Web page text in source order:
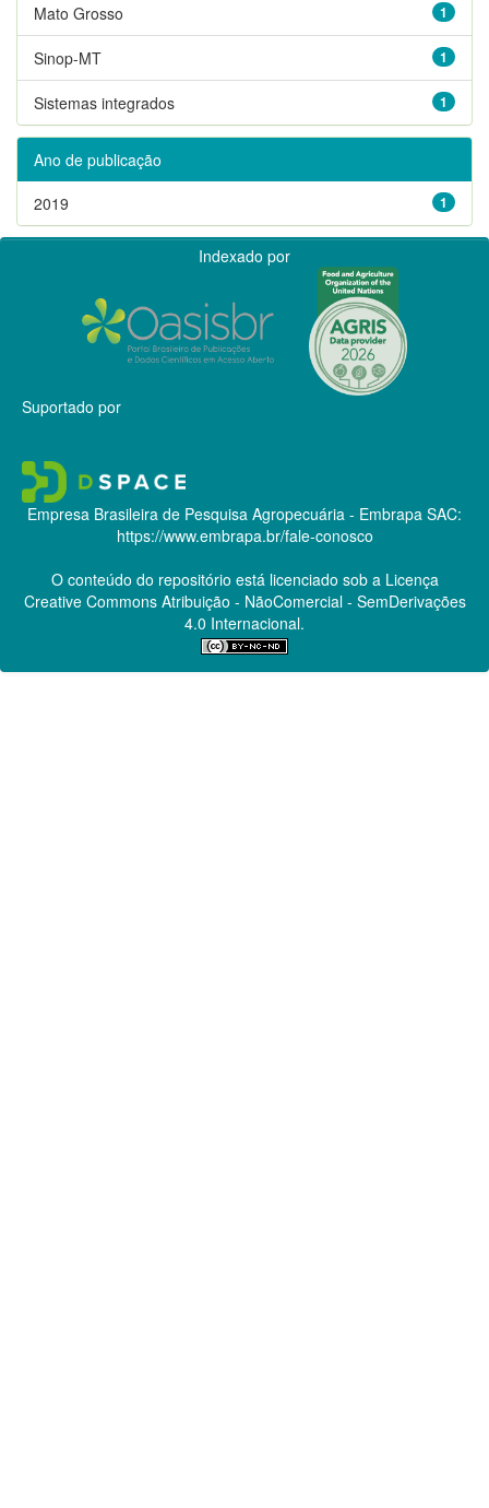
1
Mato Grosso
1
Sinop-MT
1
Sistemas integrados
Ano de publicação
1
2019
Indexado por
Suportado por
Empresa Brasileira de Pesquisa Agropecuária - Embrapa SAC:
https://www.embrapa.br/fale-conosco
O conteúdo do repositório está licenciado sob a Licença
Creative CommonsAtribuição - NãoComercial - SemDerivações
4.0 Internacional.